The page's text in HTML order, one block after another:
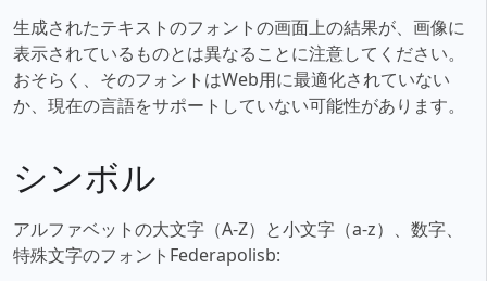
生成されたテキストのフォントの画面上の結果が、画像に
表示されているものとは異なることに注意してください。
おそらく、そのフォントはWeb用に最適化されていない
か、現在の言語をサポートしていない可能性があります。
シンボル
アルファベットの大文字（A-Z）と小文字（a-z）、数字、
特殊文字のフォントFederapolisb: